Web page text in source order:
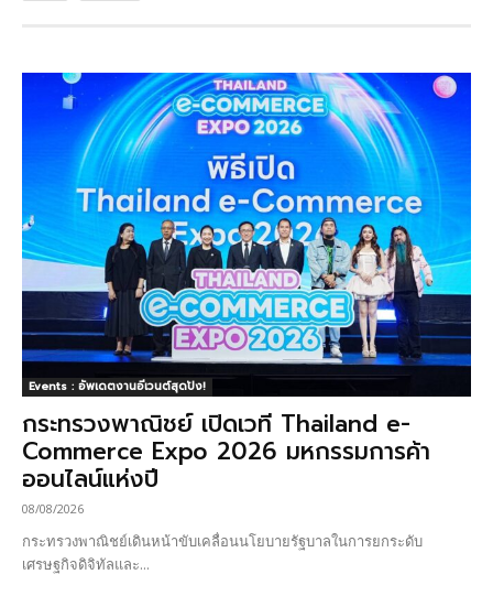
Events : อัพเดตงานอีเวนต์สุดปัง!
กระทรวงพาณิชย์ เปิดเวที Thailand e-
Commerce Expo 2026 มหกรรมการค้า
ออนไลน์แห่งปี
08/08/2026
กระทรวงพาณิชย์เดินหน้าขับเคลื่อนนโยบายรัฐบาลในการยกระดับ
เศรษฐกิจดิจิทัลและ...